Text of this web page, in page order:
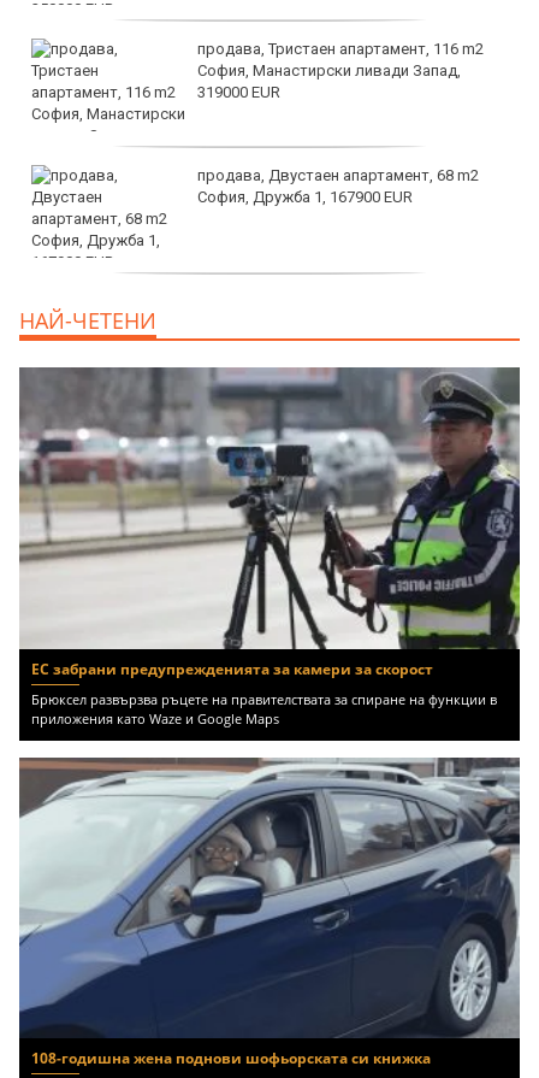
продава, Тристаен апартамент, 116 m2
София, Манастирски ливади Запад,
319000 EUR
продава, Двустаен апартамент, 68 m2
София, Дружба 1, 167900 EUR
НАЙ-ЧЕТЕНИ
ЕС забрани предупрежденията за камери за скорост
Брюксел развързва ръцете на правителствата за спиране на функции в
приложения като Waze и Google Maps
108-годишна жена поднови шофьорската си книжка